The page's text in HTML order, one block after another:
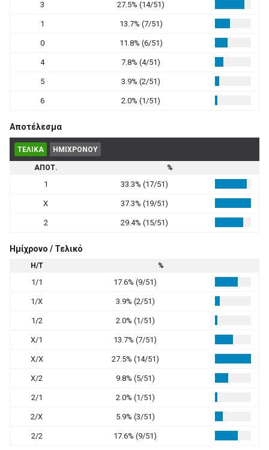
3 27.5% (14/51)
1 13.7% (7/51)
0 11.8% (6/51)
4 7.8% (4/51)
5 3.9% (2/51)
6 2.0% (1/51)
Αποτέλεσμα
ΤΕΛΙΚΑ ΗΜΙΧΡΟΝΟΥ
ΑΠΟΤ. %
1 33.3% (17/51)
X 37.3% (19/51)
2 29.4% (15/51)
Ημίχρονο / Τελικό
Η/Τ %
1/1 17.6% (9/51)
1/X 3.9% (2/51)
1/2 2.0% (1/51)
X/1 13.7% (7/51)
X/X 27.5% (14/51)
X/2 9.8% (5/51)
2/1 2.0% (1/51)
2/X 5.9% (3/51)
2/2 17.6% (9/51)